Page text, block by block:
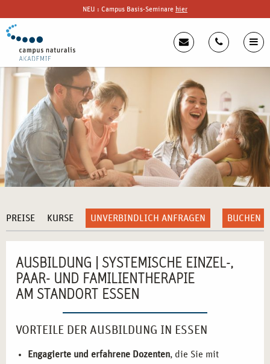
NEU : Campus Basis-Seminare hier
PREISE KURSE UNVERBINDLICH ANFRAGEN BUCHEN
AUSBILDUNG | SYSTEMISCHE EINZEL-,
PAAR- UND FAMILIENTHERAPIE
AM STANDORT ESSEN
VORTEILE DER AUSBILDUNG IN ESSEN
Engagierte und erfahrene Dozenten, die Sie mit